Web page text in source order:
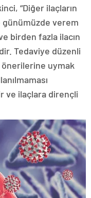
“Diğer ilaçların
günümüzde verem
birden fazla ilacın
Tedaviye düzenli
uymak
ve ilaçlara dirençli